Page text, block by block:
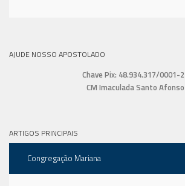
AJUDE NOSSO APOSTOLADO
Chave Pix: 48.934.317/0001-
CM Imaculada Santo Afonso
ARTIGOS PRINCIPAIS
Congregação Mariana